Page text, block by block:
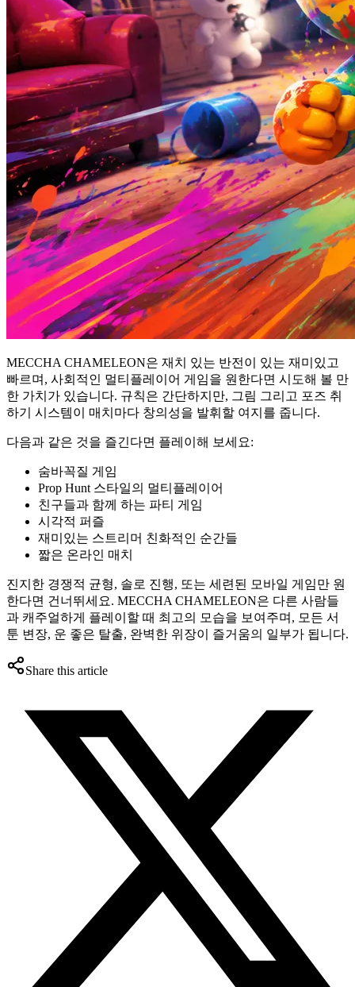
MECCHA CHAMELEON은 재치 있는 반전이 있는 재미있고
빠르며, 사회적인 멀티플레이어 게임을 원한다면 시도해 볼 만
한 가치가 있습니다. 규칙은 간단하지만, 그림 그리고 포즈 취
하기 시스템이 매치마다 창의성을 발휘할 여지를 줍니다.
다음과 같은 것을 즐긴다면 플레이해 보세요:
숨바꼭질 게임
Prop Hunt 스타일의 멀티플레이어
친구들과 함께 하는 파티 게임
시각적 퍼즐
재미있는 스트리머 친화적인 순간들
짧은 온라인 매치
진지한 경쟁적 균형, 솔로 진행, 또는 세련된 모바일 게임만 원
한다면 건너뛰세요. MECCHA CHAMELEON은 다른 사람들
과 캐주얼하게 플레이할 때 최고의 모습을 보여주며, 모든 서
툰 변장, 운 좋은 탈출, 완벽한 위장이 즐거움의 일부가 됩니다.
Share this article